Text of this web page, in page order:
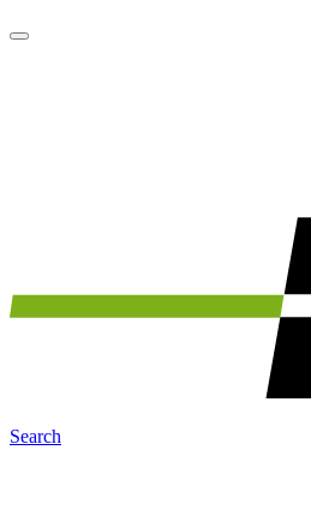
Search